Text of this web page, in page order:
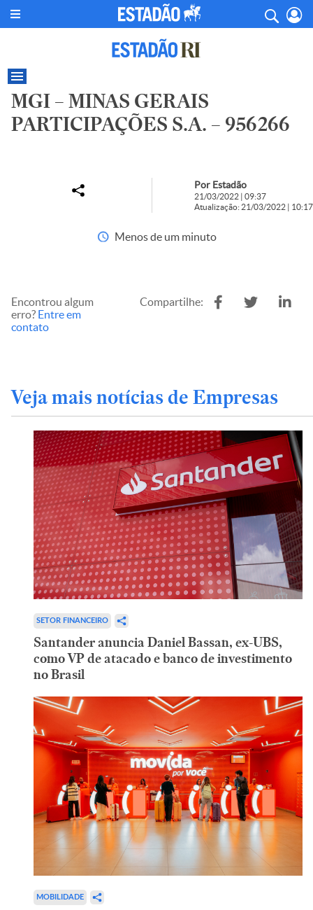
MGI – MINAS GERAIS
PARTICIPAÇÕES S.A. – 956266
Por Estadão
21/03/2022 | 09:37
Atualização: 21/03/2022 | 10:17
Menos de um minuto
Encontrou algum
erro? Entre em
contato
Compartilhe:
Veja mais notícias de Empresas
SETOR FINANCEIRO
Santander anuncia Daniel Bassan, ex-UBS,
como VP de atacado e banco de investimento
no Brasil
MOBILIDADE